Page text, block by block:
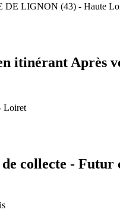
DE LIGNON (43) - Haute
itinérant Après
Loiret
collecte - Futur